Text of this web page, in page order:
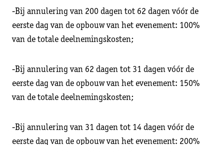
-Bij annulering van 200 dagen tot 62 dagen vóór de
eerste dag van de opbouw van het evenement: 100%
van de totale deelnemingskosten;
-Bij annulering van 62 dagen tot 31 dagen vóór de
eerste dag van de opbouw van het evenement: 150%
van de totale deelnemingskosten;
-Bij annulering van 31 dagen tot 14 dagen vóór de
eerste dag van de opbouw van het evenement: 200%